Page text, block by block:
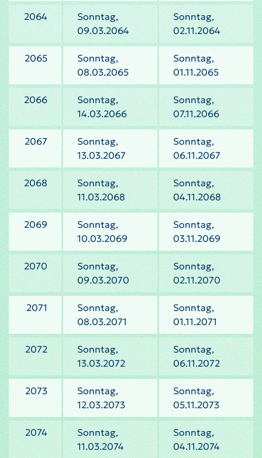
2064
Sonntag,
09.03.2064
Sonntag,
02.11.2064
2065
Sonntag,
08.03.2065
Sonntag,
01.11.2065
2066
Sonntag,
14.03.2066
Sonntag,
07.11.2066
2067
Sonntag,
13.03.2067
Sonntag,
06.11.2067
2068
Sonntag,
11.03.2068
Sonntag,
04.11.2068
2069
Sonntag,
10.03.2069
Sonntag,
03.11.2069
2070
Sonntag,
09.03.2070
Sonntag,
02.11.2070
2071
Sonntag,
08.03.2071
Sonntag,
01.11.2071
2072
Sonntag,
13.03.2072
Sonntag,
06.11.2072
2073
Sonntag,
12.03.2073
Sonntag,
05.11.2073
2074
Sonntag,
11.03.2074
Sonntag,
04.11.2074